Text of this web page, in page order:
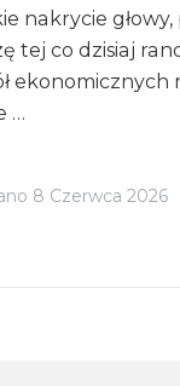
nakrycie
tej co dzisiaj
ekonomicznych
…
8 Czerwca 2026